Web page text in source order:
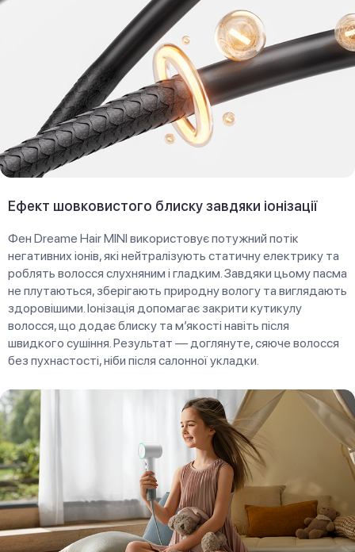
Ефект шовковистого блиску завдяки іонізації
Фен Dreame Hair MINI використовує потужний потік
негативних іонів, які нейтралізують статичну електрику та
роблять волосся слухняним і гладким. Завдяки цьому пасма
не плутаються, зберігають природну вологу та виглядають
здоровішими. Іонізація допомагає закрити кутикулу
волосся, що додає блиску та м’якості навіть після
швидкого сушіння. Результат — доглянуте, сяюче волосся
без пухнастості, ніби після салонної укладки.